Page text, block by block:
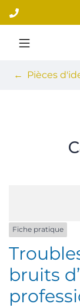
Aller
au
contenu
Pièces
Fiche pratique
bruits